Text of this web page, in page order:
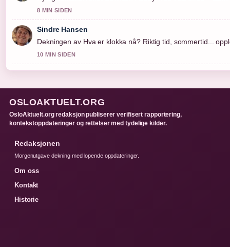
8 MIN SIDEN
Sindre Hansen
Dekningen av Hva er klokka nå? Riktig tid, sommertid...
10 MIN SIDEN
OSLOAKTUELT.ORG
OsloAktuelt.org redaksjon publiserer verifisert rapportering,
kontekstoppdateringer og rettelser med tydelige kilder.
Redaksjonen
Morgenutgave dekning med lopende oppdateringer.
Om oss
Kontakt
Historie